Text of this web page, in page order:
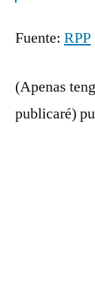
Fuente: RPP
(Apenas
publicaré)